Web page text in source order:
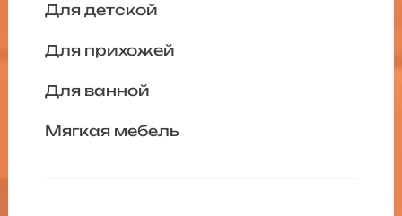
Для детской
Для прихожей
Для ванной
Мягкая мебель